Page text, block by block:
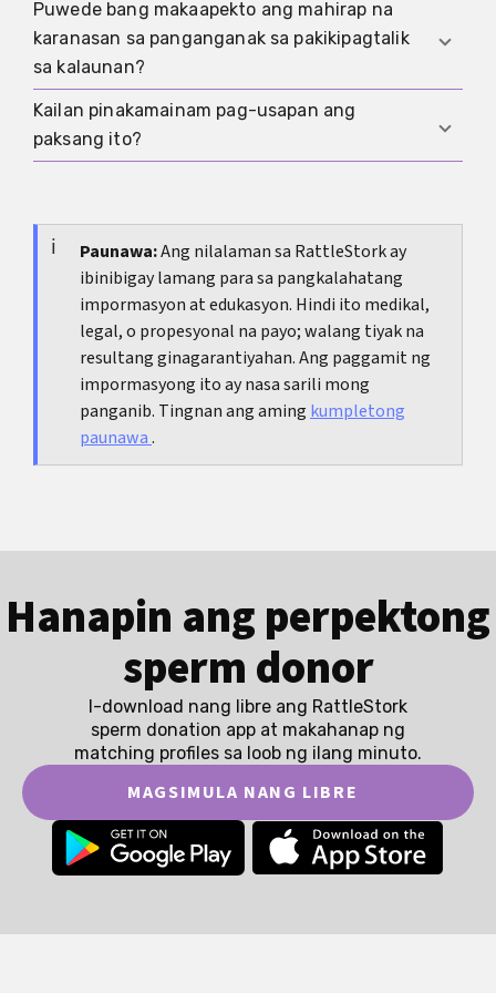
proteksyong kailangan mo. Mahalagang pag-
usapan ito nang maaga dahil maaari nang
mabuntis bago bumalik ang regla.
Kung hindi gumagaan ang sintomas, o may
lagnat, masamang amoy, pagdurugo, o
discharge, o kung pakiramdam mo ay naka-block
ka pa rin matapos ang ilang pagsubok,
makakatulong ang pagsusuri.
Puwede bang makaapekto ang mahirap na
karanasan sa panganganak sa pakikipagtalik
sa kalaunan?
Oo. Ang takot, alaala, at protektibong paninigas
ay puwedeng tumagal kahit humihilom na ang
gamutan.
Kailan pinakamainam pag-usapan ang
paksang ito?
kadalasan mga anim na linggo pagkatapos
manganak, ay magandang panimulang punto.
Kung may tanong ka nang mas maaga, hindi mo
kailangang maghintay.
Paunawa:Ang nilalaman sa RattleStork ay
ibinibigay lamang para sa pangkalahatang
impormasyon at edukasyon. Hindi ito medikal,
legal, o propesyonal na payo; walang tiyak na
resultang ginagarantiyahan. Ang paggamit ng
impormasyong ito ay nasa sarili mong
panganib. Tingnan ang amingkumpletong
paunawa.
Hanapin ang perpektong
sperm donor
I-download nang libre ang RattleStork
sperm donation app at makahanap ng
matching profiles sa loob ng ilang minuto.
MAGSIMULA NANG LIBRE